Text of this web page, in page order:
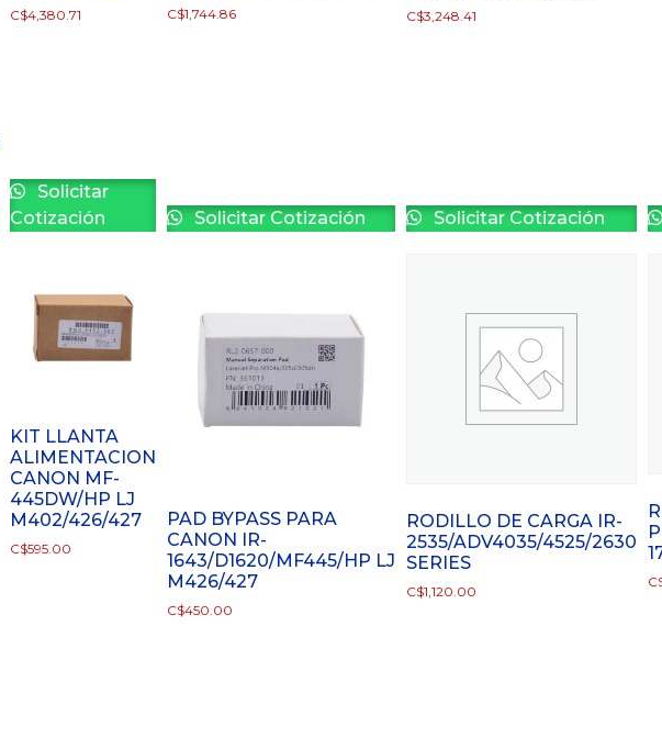
C$4,380.71
Solicitar
Cotización
C$1,744.86
Solicitar Cotización
C$3,248.41
Solicitar Cotización
KIT LLANTA
ALIMENTACION
CANON MF-
445DW/HP LJ
M402/426/427
C$595.00
PAD BYPASS PARA
CANON IR-
1643/D1620/MF445/HP LJ
M426/427
C$450.00
RODILLO DE CARGA IR-
2535/ADV4035/4525/2630
SERIES
C$1,120.00